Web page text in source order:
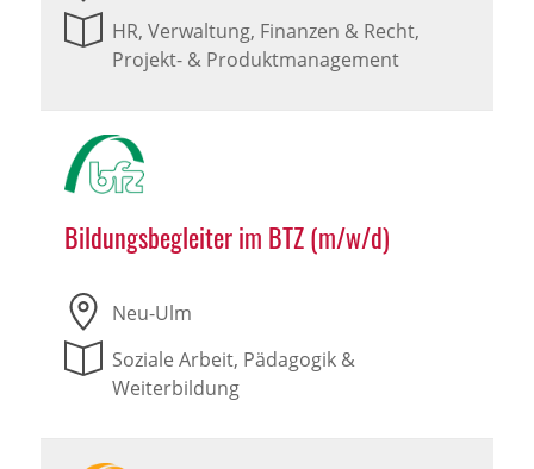
HR, Verwaltung, Finanzen & Recht,
Projekt- & Produktmanagement
Bildungsbegleiter im BTZ (m/w/d)
Neu-Ulm
Soziale Arbeit, Pädagogik &
Weiterbildung